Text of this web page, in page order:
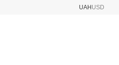
UAH USD